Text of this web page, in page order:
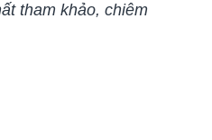
tham khảo, chiêm